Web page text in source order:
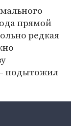
прямой
редкая
подытожил